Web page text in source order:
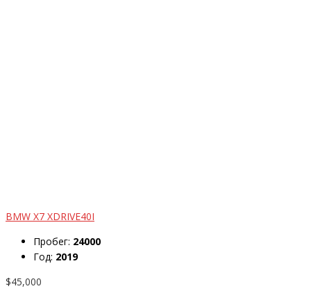
BMW X7 XDRIVE40I
Пробег: 24000
Год: 2019
$45,000